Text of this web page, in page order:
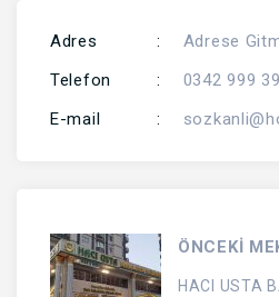
Adres :
Adrese
Telefon
:
0342 999
E-mail
:
ÖNCEKİ
HACI USTA